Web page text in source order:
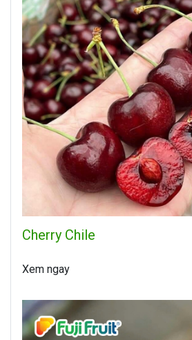
Cherry Chile
Xem ngay